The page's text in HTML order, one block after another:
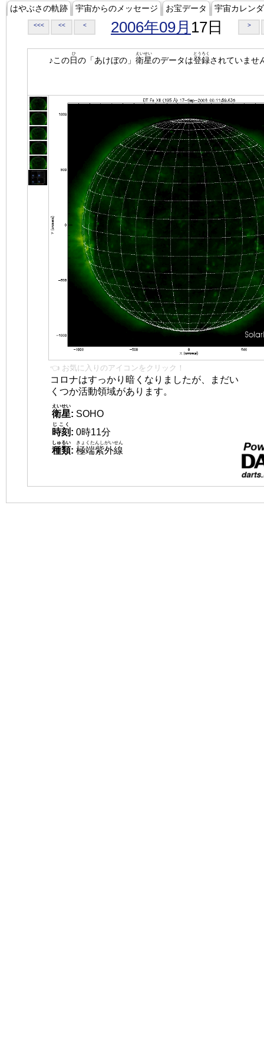
はやぶさの軌跡 宇宙からのメッセージ お宝データ 宇宙カレン
<<< << < 2006年09月 17日 >
♪この日
ひ
の「あけぼの」 衛星
えいせい
のデータは登録
とうろく
されていませ
👈 お気に入りのアイコンをクリック！
コロナはすっかり暗くなりましたが、まだい
くつか活動領域があります。
衛星
えいせい
: SOHO
時刻
じこく
: 0時11分
種類
しゅるい
: 極端紫外線
きょくたんしがいせん